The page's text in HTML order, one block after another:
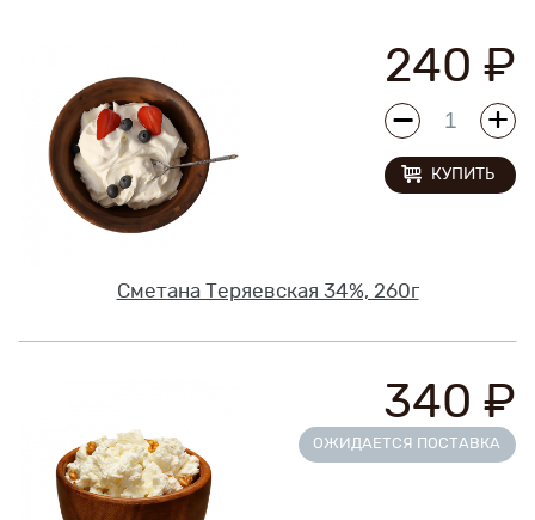
Рецепты
Блог
Оплата/доставка
О нас
Сметана Теряевская 34%, 260г
240 ₽
КУПИТЬ
340 ₽
ОЖИДАЕТСЯ ПОСТАВКА